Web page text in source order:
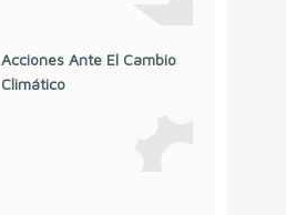
Acciones Ante El Cambio
Climático